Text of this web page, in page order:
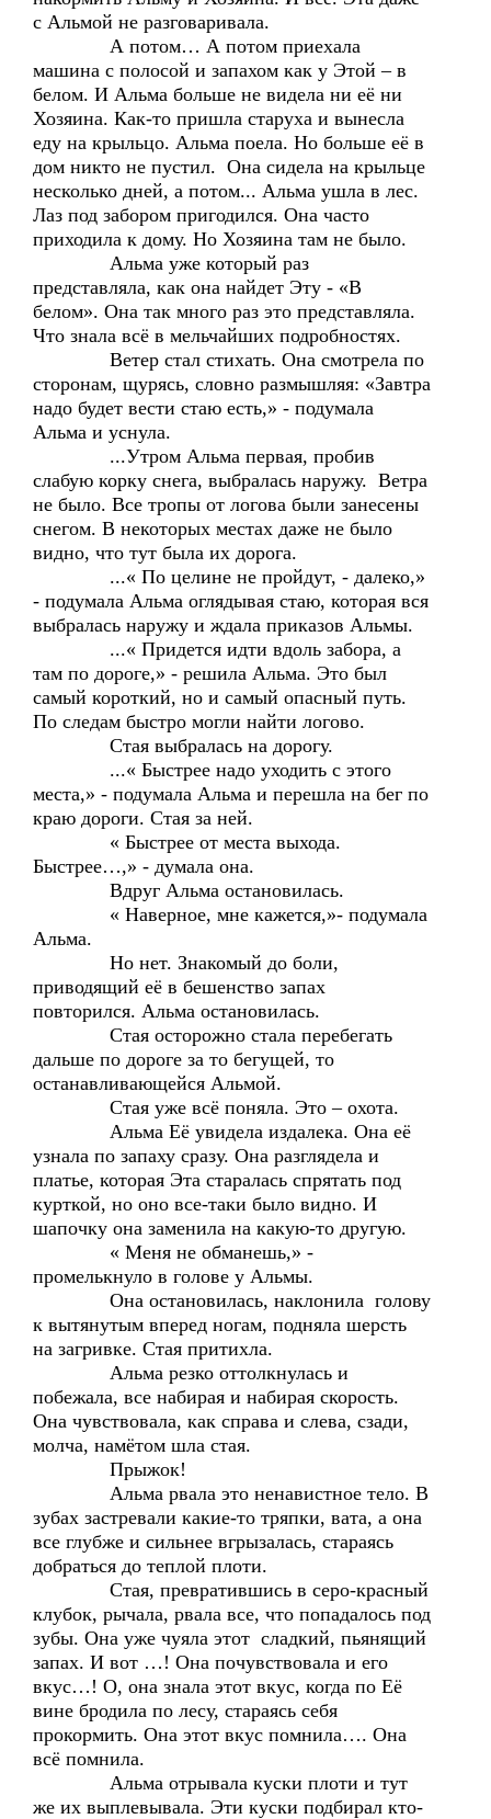
с Альмой не разговаривала.
А потом… А потом приехала
машина с полосой и запахом как у Этой – в
белом. И Альма больше не видела ни её ни
Хозяина. Как-то пришла старуха и вынесла
еду на крыльцо. Альма поела. Но больше её в
дом никто не пустил. Она сидела на крыльце
несколько дней, а потом... Альма ушла в лес.
Лаз под забором пригодился. Она часто
приходила к дому. Но Хозяина там не было.
Альма уже который раз
представляла, как она найдет Эту - «В
белом». Она так много раз это представляла.
Что знала всё в мельчайших подробностях.
Ветер стал стихать. Она смотрела по
сторонам, щурясь, словно размышляя: «Завтра
надо будет вести стаю есть,» - подумала
Альма и уснула.
...Утром Альма первая, пробив
слабую корку снега, выбралась наружу. Ветра
не было. Все тропы от логова были занесены
снегом. В некоторых местах даже не было
видно, что тут была их дорога.
...« По целине не пройдут, - далеко,»
- подумала Альма оглядывая стаю, которая вся
выбралась наружу и ждала приказов Альмы.
...« Придется идти вдоль забора, а
там по дороге,» - решила Альма. Это был
самый короткий, но и самый опасный путь.
По следам быстро могли найти логово.
Стая выбралась на дорогу.
...« Быстрее надо уходить с этого
места,» - подумала Альма и перешла на бег по
краю дороги. Стая за ней.
« Быстрее от места выхода.
Быстрее…,» - думала она.
Вдруг Альма остановилась.
« Наверное, мне кажется,»- подумала
Альма.
Но нет. Знакомый до боли,
приводящий её в бешенство запах
повторился. Альма остановилась.
Стая осторожно стала перебегать
дальше по дороге за то бегущей, то
останавливающейся Альмой.
Стая уже всё поняла. Это – охота.
Альма Её увидела издалека. Она её
узнала по запаху сразу. Она разглядела и
платье, которая Эта старалась спрятать под
курткой, но оно все-таки было видно. И
шапочку она заменила на какую-то другую.
« Меня не обманешь,» -
промелькнуло в голове у Альмы.
Она остановилась, наклонила голову
к вытянутым вперед ногам, подняла шерсть
на загривке. Стая притихла.
Альма резко оттолкнулась и
побежала, все набирая и набирая скорость.
Она чувствовала, как справа и слева, сзади,
молча, намётом шла стая.
Прыжок!
Альма рвала это ненавистное тело. В
зубах застревали какие-то тряпки, вата, а она
все глубже и сильнее вгрызалась, стараясь
добраться до теплой плоти.
Стая, превратившись в серо-красный
клубок, рычала, рвала все, что попадалось под
зубы. Она уже чуяла этот сладкий, пьянящий
запах. И вот …! Она почувствовала и его
вкус…! О, она знала этот вкус, когда по Её
вине бродила по лесу, стараясь себя
прокормить. Она этот вкус помнила…. Она
всё помнила.
Альма отрывала куски плоти и тут
же их выплевывала. Эти куски подбирал кто-